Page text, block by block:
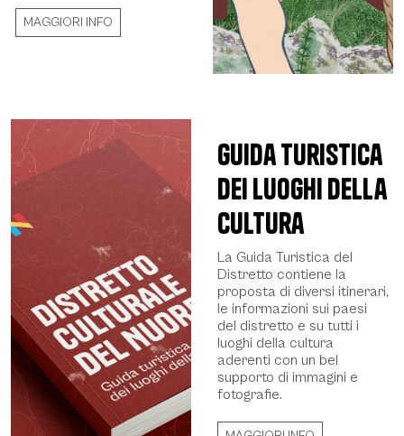
MAGGIORI INFO
Guida turistica
dei luoghi della
cultura
La Guida Turistica del
Distretto contiene la
proposta di diversi itinerari,
le informazioni sui paesi
del distretto e su tutti i
luoghi della cultura
aderenti con un bel
supporto di immagini e
fotografie.